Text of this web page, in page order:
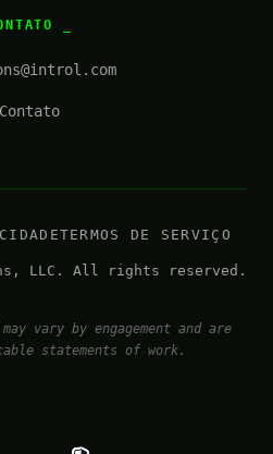
Contato
TERMOS DE SERVIÇO
LLC. All rights reserved.
vary by engagement and are
statements of work.